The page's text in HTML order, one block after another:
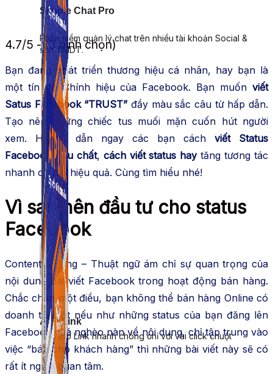
ATP Link
Tạo Bio Link nhanh chóng chỉ với vài click chuột
Simple Chat Pro
Phần mềm quản lý chat trên nhiều tài khoản Social &
sàn TMDT.
4.7/5 - (3 bình chọn)
Bạn đang phát triển thương hiệu cá nhân, hay bạn là
một tín đồ Chính hiệu của Facebook. Bạn muốn viết
Satus Facebook “TRUST” đầy màu sắc câu từ hấp dẫn.
Tạo nên những chiếc tus muối mặn cuốn hút người
xem. Hướng dẫn ngay các bạn cách viết Status
Facebook siêu chất, cách viết status haytăng tương tác
nhanh chóng hiệu quả. Cùng tìm hiểu nhé!
Vì sao nên đầu tư cho status
Facebook
Content Is King – Thuật ngữ ám chỉ sự quan trọng của
nội dung bài viết Facebook trong hoạt động bán hàng.
Chắc chắn một điều, bạn không thể bán hàng Online có
doanh thu tốt nếu như những status của bạn đăng lên
Facebook quá nghèo nàn về nội dung, chỉ tập trung vào
việc “bán cho khách hàng” thì những bài viết này sẽ có
rất ít người quan tâm.